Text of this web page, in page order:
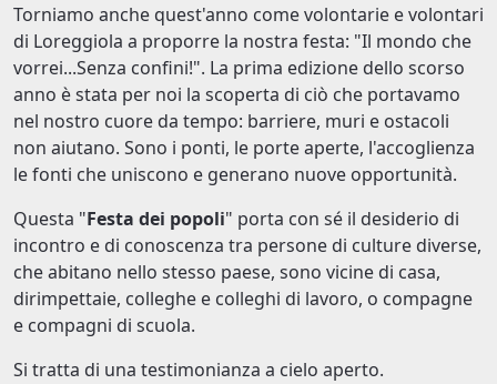
Torniamo anche quest'anno come volontarie e volontari
di Loreggiola a proporre la nostra festa: "Il mondo che
vorrei...Senza confini!". La prima edizione dello scorso
anno è stata per noi la scoperta di ciò che portavamo
nel nostro cuore da tempo: barriere, muri e ostacoli
non aiutano. Sono i ponti, le porte aperte, l'accoglienza
le fonti che uniscono e generano nuove opportunità.
Questa "Festa dei popoli" porta con sé il desiderio di
incontro e di conoscenza tra persone di culture diverse,
che abitano nello stesso paese, sono vicine di casa,
dirimpettaie, colleghe e colleghi di lavoro, o compagne
e compagni di scuola.
Si tratta di una testimonianza a cielo aperto.